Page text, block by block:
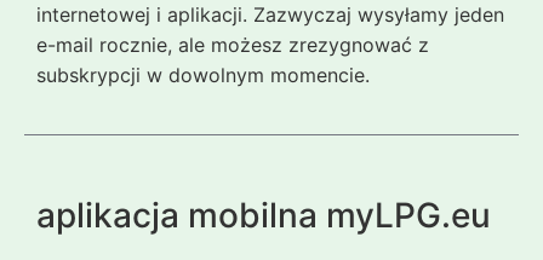
internetowej i aplikacji. Zazwyczaj wysyłamy jeden
e-mail rocznie, ale możesz zrezygnować z
subskrypcji w dowolnym momencie.
aplikacja mobilna myLPG.eu